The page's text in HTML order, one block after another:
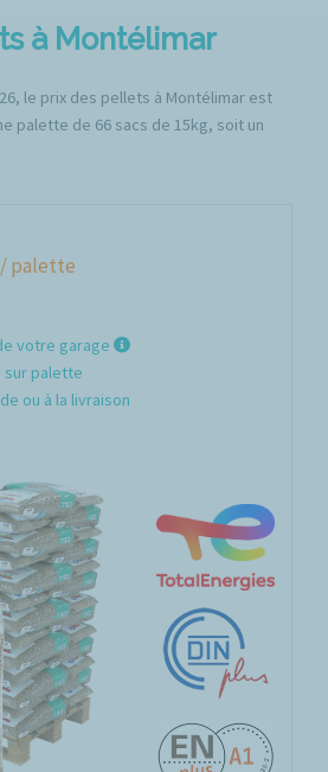
à Montélimar
le prix des pellets à Montélimar est
palette de 66 sacs de 15kg, soit un
/ palette
votre garage
palette
ou à la livraison